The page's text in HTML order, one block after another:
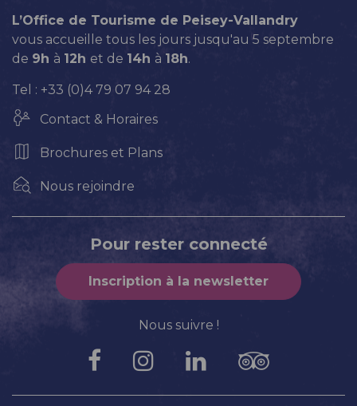
L’Office de Tourisme de Peisey-Vallandry
vous accueille tous les jours jusqu'au 5 septembre
de 9h à 12h et de 14h à 18h.
Tel : +33 (0)4 79 07 94 28
Contact & Horaires
Brochures et Plans
Nous rejoindre
Pour rester connecté
Inscription à la newsletter
Nous suivre !